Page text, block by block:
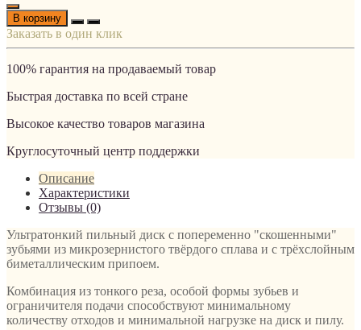
В корзину
Заказать в один клик
100% гарантия на продаваемый товар
Быстрая доставка по всей стране
Высокое качество товаров магазина
Круглосуточный центр поддержки
Описание
Характеристики
Отзывы (0)
Ультратонкий пильный диск с попеременно "скошенными"
зубьями из микрозернистого твёрдого сплава и с трёхслойным
биметаллическим припоем.
Комбинация из тонкого реза, особой формы зубьев и
ограничителя подачи способствуют минимальному
количеству отходов и минимальной нагрузке на диск и пилу.